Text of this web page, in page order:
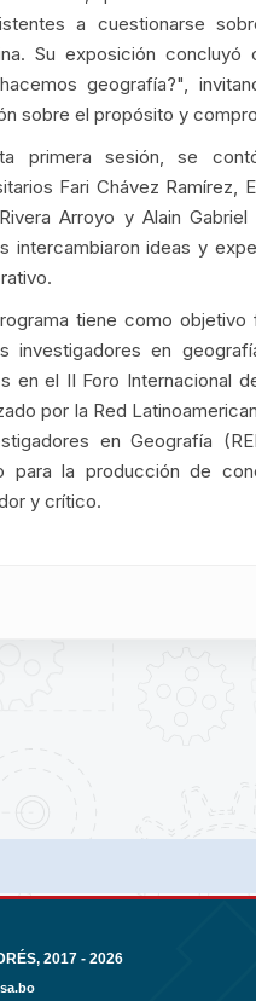
a cuestionarse
Su exposición concluyó
geografía?",
sobre el propósito y
primera sesión, se
Fari Chávez Ramírez,
Arroyo y Alain
intercambiaron ideas y
tiene como
investigadores en
en el II Foro Internacional
por la Red
en Geografía
para la producción de
y crítico.
2017 - 2026